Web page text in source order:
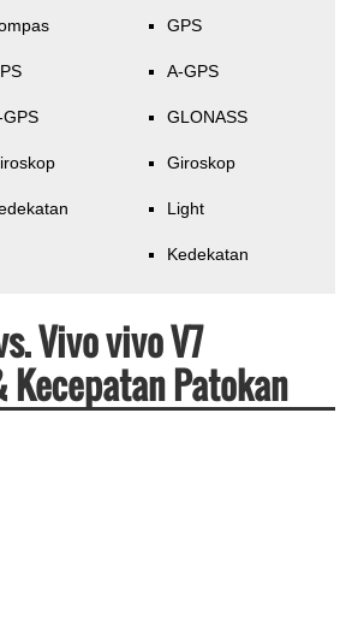
GPS
GPS
A-GPS
GLONASS
Giroskop
Light
Kedekatan
Vivo vivo V7
Patokan